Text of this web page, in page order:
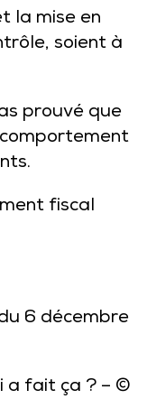
la mise en
soient à
prouvé que
fiscal
6 décembre
a fait ça ? – ©